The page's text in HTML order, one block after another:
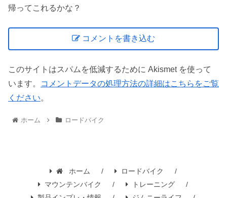
帰ってこれるかな？
コメントを書き込む
このサイトはスパムを低減するために Akismet を使って
います。
コメントデータの処理方法の詳細はこちらをご覧
ください。
ホーム ロードバイク
ホーム
ロードバイク
マウンテンバイク
トレーニング